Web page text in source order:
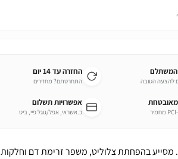
המשתלם
להצעה הטובה
החזרה עד 14 יום
התחרטתם? מחזירים
אפשרויות תשלום
כ.אשראי, אפל/גוגל פיי, ביט
מסייע בהפחתת צלוליט, משפר זרימת דם וחלקות